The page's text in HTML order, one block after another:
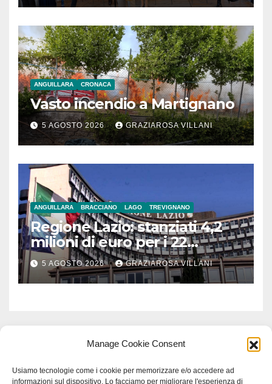
Manage Cookie Consent
Usiamo tecnologie come i cookie per memorizzare e/o accedere ad
informazioni sul dispositivo. Lo facciamo per migliorare l'esperienza di
ANGUILLARA CRONACA
Vasto incendio a Martignano
5 AGOSTO 2026 GRAZIAROSA VILLANI
ANGUILLARA BRACCIANO LAGO TREVIGNANO
Regione Lazio: stanziati 4,2
milioni di euro per i 22
Comuni dell’Etruria
Meridionale
5 AGOSTO 2026 GRAZIAROSA VILLANI